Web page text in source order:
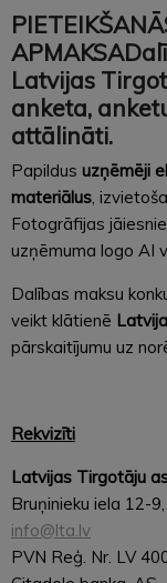
Latvijas
anketa,
attālināti.
Papildus uzņēmēji
materiālus ,
Fotogrāfijas
uzņēmuma logo AI
Dalības maksu
veikt klātienē
pārskaitījumu uz
Rekvizīti
Latvijas Tirgotāju
Bruņinieku iela 12-
info@lta.lv
PVN Reģ. Nr. LV